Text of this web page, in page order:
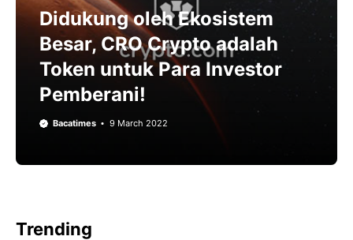
Didukung oleh Ekosistem
Besar, CRO Crypto adalah
Token untuk Para Investor
Pemberani!
Bacatimes 9 March 2022
Trending